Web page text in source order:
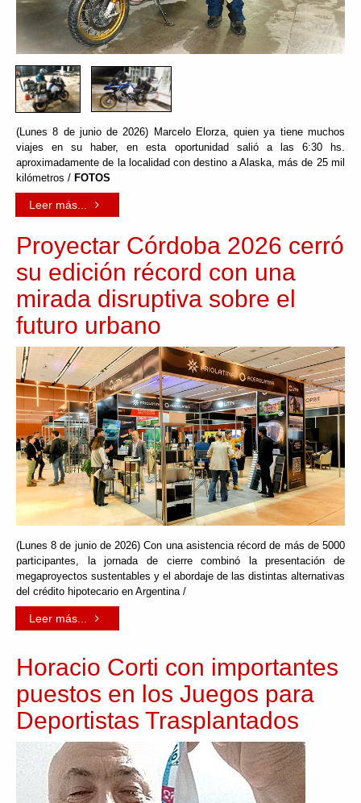
(Lunes 8 de junio de 2026) Marcelo Elorza, quien ya tiene muchos
viajes en su haber, en esta oportunidad salió a las 6:30 hs.
aproximadamente de la localidad con destino a Alaska, más de 25 mil
kilómetros / FOTOS
Leer más...
Proyectar Córdoba 2026 cerró
su edición récord con una
mirada disruptiva sobre el
futuro urbano
(Lunes 8 de junio de 2026) Con una asistencia récord de más de 5000
participantes, la jornada de cierre combinó la presentación de
megaproyectos sustentables y el abordaje de las distintas alternativas
del crédito hipotecario en Argentina /
Leer más...
Horacio Corti con importantes
puestos en los Juegos para
Deportistas Trasplantados